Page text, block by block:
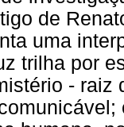
de
uma
trilha por
- raiz